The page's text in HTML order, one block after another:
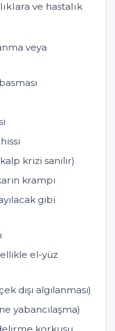
ve hastalık
veya
krizi sanılır)
krampı
gibi
el-yüz
dışı algılanması)
yabancılaşma)